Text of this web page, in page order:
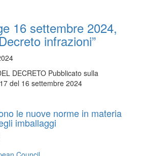
16 settembre 2024,
infrazioni”
DECRETO Pubblicato sulla
del 16 settembre 2024
le nuove norme in materia
imballaggi